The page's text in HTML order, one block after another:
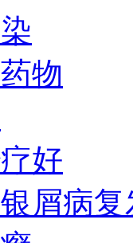
物
好
屑病复